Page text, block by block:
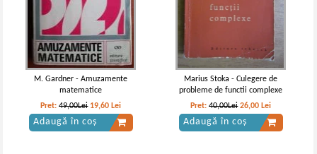
M. Gardner - Amuzamente
matematice
Pret:49,00Lei 19,60 Lei
Adaugă în coș
Marius Stoka - Culegere de
probleme de functii complexe
Pret:40,00Lei 26,00 Lei
Adaugă în coș